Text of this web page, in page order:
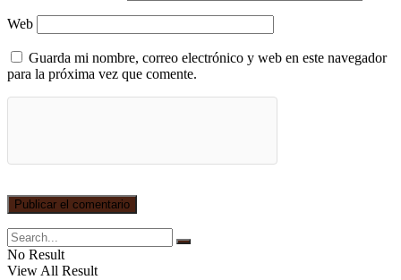
Web
Guarda mi nombre, correo electrónico y web en este navegador
para la próxima vez que comente.
No Result
View All Result